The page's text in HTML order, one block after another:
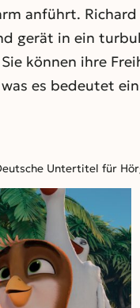
anführt.
gerät in ein
können ihre
es bedeutet
Untertitel für